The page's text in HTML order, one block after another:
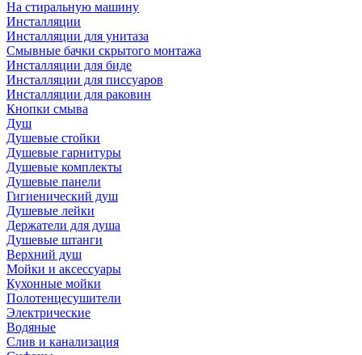
На стиральную машину
Инсталляции
Инсталляции для унитаза
Смывные бачки скрытого монтажа
Инсталляции для биде
Инсталляции для писсуаров
Инсталляции для раковин
Кнопки смыва
Душ
Душевые стойки
Душевые гарнитуры
Душевые комплекты
Душевые панели
Гигиенический душ
Душевые лейки
Держатели для душа
Душевые штанги
Верхний душ
Мойки и аксессуары
Кухонные мойки
Полотенцесушители
Электрические
Водяные
Слив и канализация